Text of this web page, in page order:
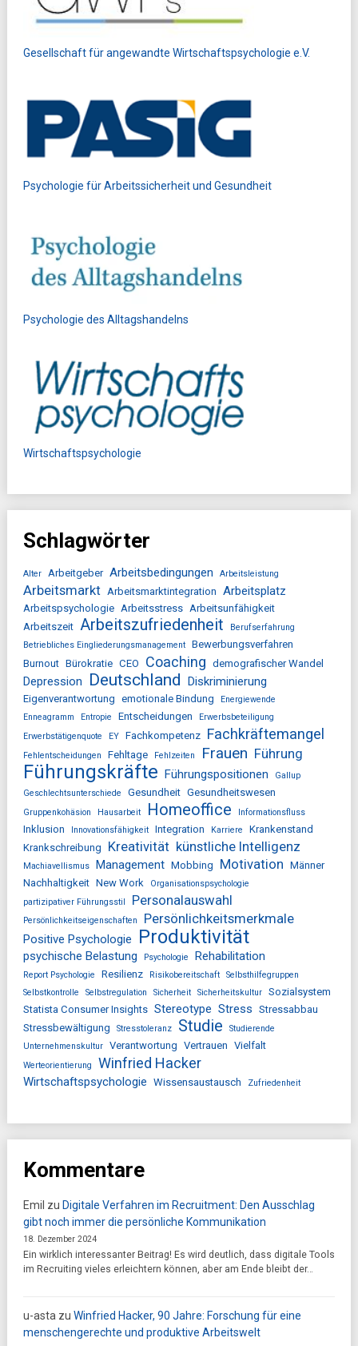
Gesellschaft für angewandte Wirtschaftspsychologie e.V.
Psychologie für Arbeitssicherheit und Gesundheit
Psychologie des Alltagshandelns
Wirtschaftspsychologie
Schlagwörter
Alter Arbeitgeber Arbeitsbedingungen Arbeitsleistung
Arbeitsmarkt Arbeitsmarktintegration Arbeitsplatz
Arbeitspsychologie Arbeitsstress
Arbeitsunfähigkeit
Arbeitszeit
Arbeitszufriedenheit
Berufserfahrung
Betriebliches Eingliederungsmanagement
Bewerbungsverfahren
Burnout Bürokratie CEO Coaching demografischer Wandel
Depression Deutschland Diskriminierung
Eigenverantwortung emotionale Bindung
Energiewende
Enneagramm
Entropie Entscheidungen
Erwerbsbeteiligung
Erwerbstätigenquote
EY Fachkompetenz Fachkräftemangel
Fehlentscheidungen Fehltage Fehlzeiten Frauen Führung
Führungskräfte Führungspositionen
Gallup
Geschlechtsunterschiede
Gesundheit Gesundheitswesen
Gruppenkohäsion Hausarbeit Homeoffice Informationsfluss
Inklusion Innovationsfähigkeit Integration Karriere
Krankenstand
Krankschreibung
Kreativität künstliche Intelligenz
Machiavellismus Management Mobbing Motivation Männer
Nachhaltigkeit New Work
Organisationspsychologie
partizipativer Führungsstil
Personalauswahl
Persönlichkeitseigenschaften Persönlichkeitsmerkmale
Positive Psychologie Produktivität
psychische Belastung Psychologie Rehabilitation
Report Psychologie Resilienz Risikobereitschaft
Selbsthilfegruppen
Selbstkontrolle
Selbstregulation Sicherheit Sicherheitskultur
Sozialsystem
Statista Consumer Insights Stereotype Stress Stressabbau
Stressbewältigung
Stresstoleranz Studie
Studierende
Unternehmenskultur
Verantwortung Vertrauen Vielfalt
Werteorientierung Winfried Hacker
Wirtschaftspsychologie Wissensaustausch Zufriedenheit
Kommentare
Emil zu Digitale Verfahren im Recruitment: Den Ausschlag
gibt noch immer die persönliche Kommunikation
18. Dezember 2024
Ein wirklich interessanter Beitrag! Es wird deutlich, dass digitale Tools
im Recruiting vieles erleichtern können, aber am Ende bleibt der…
u-asta zu Winfried Hacker, 90 Jahre: Forschung für eine
menschengerechte und produktive Arbeitswelt